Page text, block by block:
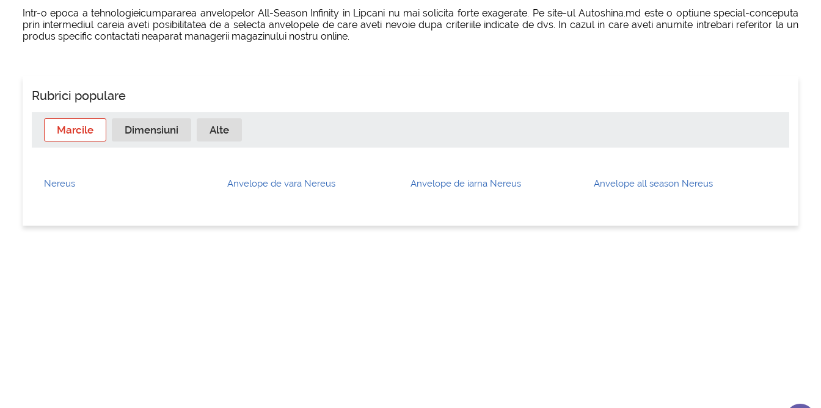
Intr-o epoca a tehnologieicumpararea anvelopelor All-Season Infinity in Lipcani nu mai solicita forte exagerate. Pe site-ul Autoshina.md este o optiune special-conceputa
prin intermediul careia aveti posibilitatea de a selecta anvelopele de care aveti nevoie dupa criteriile indicate de dvs. In cazul in care aveti anumite intrebari referitor la un
produs specific contactati neaparat managerii magazinului nostru online.
Rubrici populare
Marcile Dimensiuni Alte
Nereus Anvelope de vara Nereus Anvelope de iarna Nereus Anvelope all season Nereus